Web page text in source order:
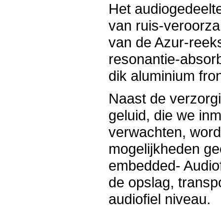
Het
van ruis-
van de Azur-
resonantie-
dik aluminium
Naast de
geluid, die we
verwachten,
mogelijkheden
embedded-
de opslag,
audiofiel niveau.